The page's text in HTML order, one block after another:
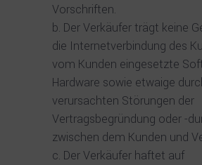
Vorschriften.
Der Verkäufer trägt keine
die Internetverbindung des
vom Kunden eingesetzte
Hardware sowie etwaige
verursachten Störungen der
Vertragsbegründung oder -
zwischen dem Kunden und
Der Verkäufer haftet auf